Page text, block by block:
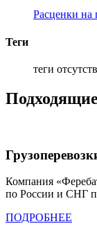
Расценки на
Теги
теги
Компания
по России и СНГ
ПОДРОБНЕЕ